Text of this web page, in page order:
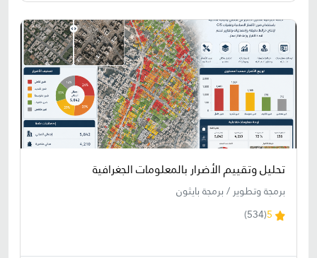
تحليل وتقييم الأضرار بالمعلومات الجغرافية
برمجة وتطوير / برمجة بايثون
5
(534)